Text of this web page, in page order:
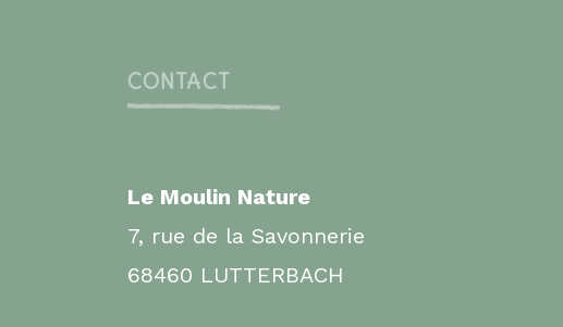
CONTACT
Le Moulin Nature
7, rue de la Savonnerie
68460 LUTTERBACH